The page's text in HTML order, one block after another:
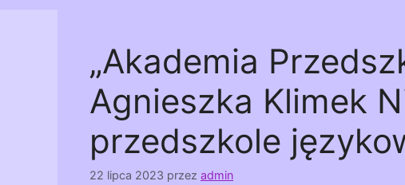
„Akademia
Agnieszka Klimek
przedszkole
22 lipca 2023 przez admin